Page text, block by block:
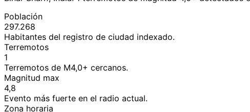
Población
297.268
Habitantes del registro de ciudad indexado.
Terremotos
1
Terremotos de M4,0+ cercanos.
Magnitud max
4,8
Evento más fuerte en el radio actual.
Zona horaria